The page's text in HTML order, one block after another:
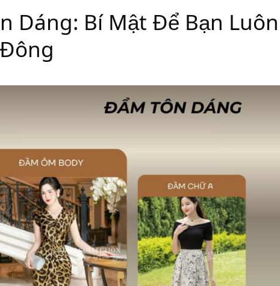
Dáng: Bí Mật Để Bạn Luôn